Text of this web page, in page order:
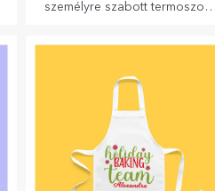
személyre szabott termoszok